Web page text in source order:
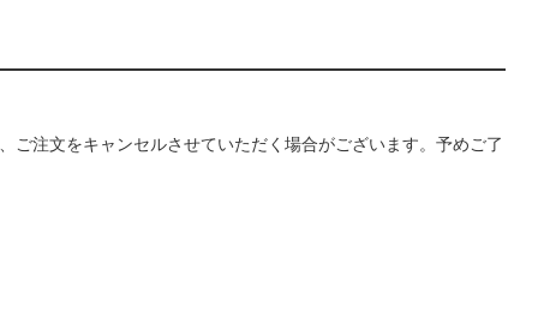
注文をキャンセルさせていただく場合がございます。予めご了